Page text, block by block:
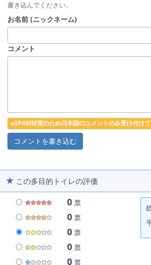
書き込んでください。
お名前 (ニックネーム)
コメント
※SPAM対策のため日本語のコメントのみ受け付け
この多目的トイレの評価
0 票
0 票
0 票
0 票
0 票